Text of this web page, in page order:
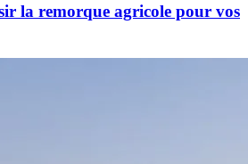
la remorque agricole pour vos